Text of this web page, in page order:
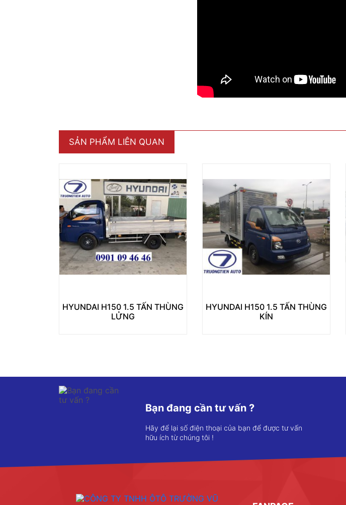
SẢN PHẨM LIÊN QUAN
HYUNDAI H150 1.5 TẤN THÙNG
LỬNG
HYUNDAI H150 1.5 TẤN THÙNG
KÍN
Bạn đang cần tư vấn ?
Hãy để lại số điện thoại của bạn để được tư vấn
hữu ích từ chúng tôi !